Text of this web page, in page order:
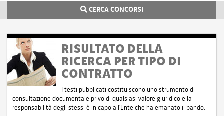
CERCA CONCORSI
RISULTATO DELLA
RICERCA PER TIPO DI
CONTRATTO
I testi pubblicati costituiscono uno strumento di
consultazione documentale privo di qualsiasi valore giuridico e la
responsabilità degli stessi è in capo all'Ente che ha emanato il bando.